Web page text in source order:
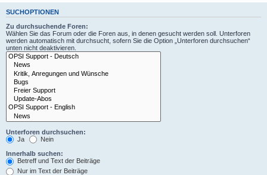
SUCHOPTIONEN
Zu durchsuchende Foren:
Wählen Sie das Forum oder die Foren aus, in denen gesucht werden soll. Unterforen
werden automatisch mit durchsucht, sofern Sie die Option „Unterforen durchsuchen“
unten nicht deaktivieren.
Unterforen durchsuchen:
Ja
Nein
Innerhalb suchen:
Betreff und Text der Beiträge
Nur im Text der Beiträge